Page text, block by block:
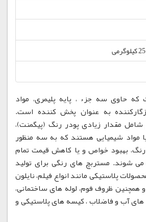
حاوی سه جزء ، پایه پلیمری، مواد
به عنوان پخش کننده است.
مقدار زیادی پودر رنگ (پیگمنت)،
مواد شیمیایی هستند که به سه منظور
رنگ، بهبود خواص و یا کاهش قیمت تمام
شوند. مستربچ های رنگی برای تولید
پلاستیکی مانند انواع فیلم، نایلون
و نایلکس، ظروف IML و همچنین ظروف فوم، لوله های ساختمانی،
های آب و فاضلاب ، کیسه های پلاستیکی و